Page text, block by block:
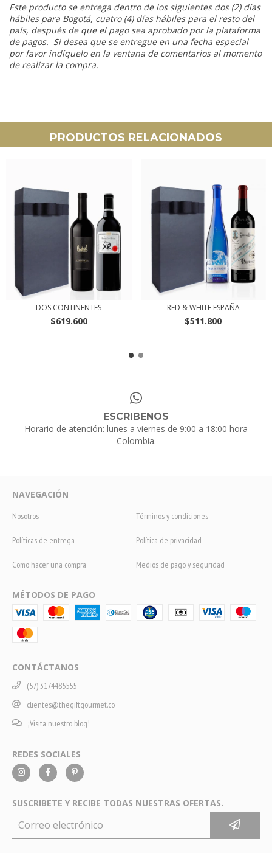
Este producto se entrega dentro de los siguientes dos (2) días
hábiles para Bogotá, cuatro (4) días hábiles para el resto del
país, después de que el pago sea aprobado por la plataforma
de pagos. Si desea que se entregue en una fecha especial
por favor indíquelo en la ventana de comentarios al momento
de realizar la compra.
PRODUCTOS RELACIONADOS
DOS CONTINENTES
$619.600
RED & WHITE ESPAÑA
$511.800
ESCRIBENOS
Horario de atención: lunes a viernes de 9:00 a 18:00 hora
Colombia.
NAVEGACIÓN
Nosotros Términos y condiciones
Políticas de entrega Política de privacidad
Como hacer una compra Medios de pago y seguridad
MÉTODOS DE PAGO
CONTÁCTANOS
(57) 3174485555
clientes@thegiftgourmet.co
¡Visita nuestro blog!
REDES SOCIALES
SUSCRIBETE Y RECIBE TODAS NUESTRAS OFERTAS.